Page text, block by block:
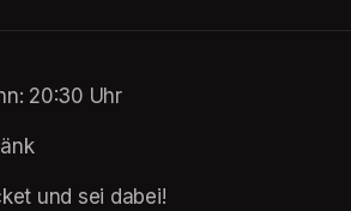
20:30 Uhr
und sei dabei!